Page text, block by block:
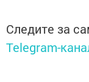
Следите за
Telegram-